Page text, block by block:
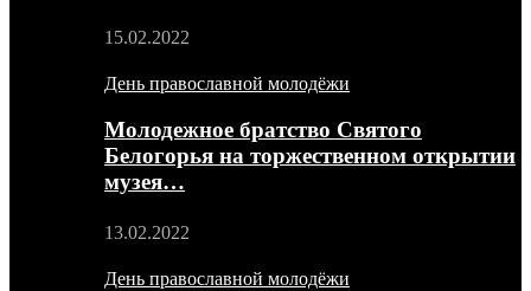
15.02.2022
День православной молодёжи
Молодежное братство Святого
Белогорья на торжественном открытии
музея…
13.02.2022
День православной молодёжи